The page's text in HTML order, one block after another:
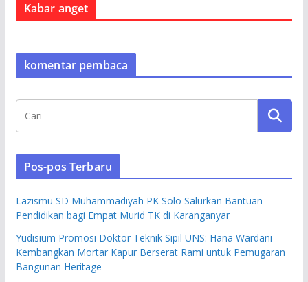
Kabar anget
komentar pembaca
Pos-pos Terbaru
Lazismu SD Muhammadiyah PK Solo Salurkan Bantuan
Pendidikan bagi Empat Murid TK di Karanganyar
Yudisium Promosi Doktor Teknik Sipil UNS: Hana Wardani
Kembangkan Mortar Kapur Berserat Rami untuk Pemugaran
Bangunan Heritage